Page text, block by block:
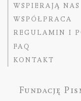
WSPIERAJĄ NAS
WSPÓŁPRACA
REGULAMIN I
FAQ
KONTAKT
Fundację